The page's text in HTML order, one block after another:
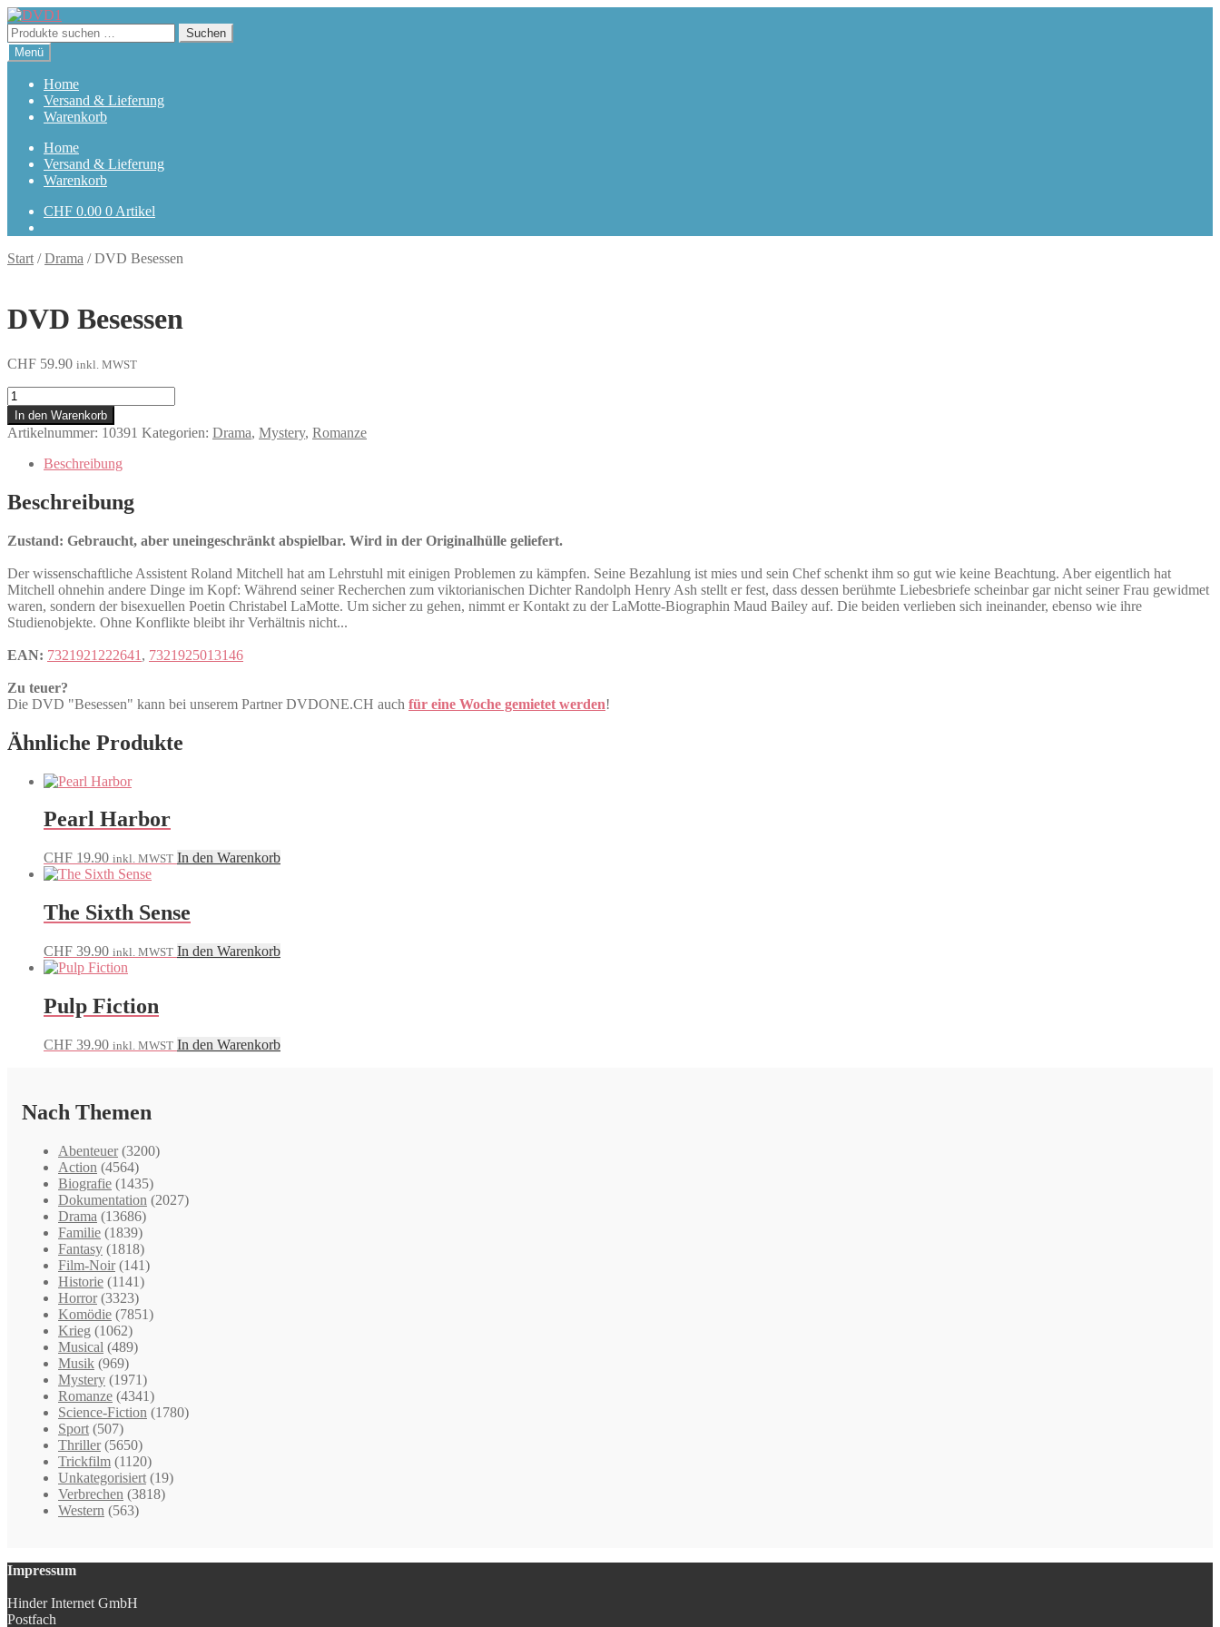
Zur
Navigation
springen
Zum
Inhalt
springen
Suchen
nach:
Suchen
Menü
Home
Versand & Lieferung
Warenkorb
Home
Versand & Lieferung
Warenkorb
CHF 0.00 0 Artikel
Start /Drama /DVD Besessen
DVD Besessen
CHF 59.90 inkl. MWST
Besessen
Menge
In den Warenkorb
Artikelnummer: 10391 Kategorien: Drama, Mystery, Romanze
Beschreibung
Beschreibung
Zustand: Gebraucht, aber uneingeschränkt abspielbar. Wird in der Originalhülle geliefert.
Der wissenschaftliche Assistent Roland Mitchell hat am Lehrstuhl mit einigen Problemen zu kämpfen. Seine Bezahlung ist mies und sein Chef schenkt ihm so gut wie keine Beachtung. Aber eigentlich hat
Mitchell ohnehin andere Dinge im Kopf: Während seiner Recherchen zum viktorianischen Dichter Randolph Henry Ash stellt er fest, dass dessen berühmte Liebesbriefe scheinbar gar nicht seiner Frau gewidmet
waren, sondern der bisexuellen Poetin Christabel LaMotte. Um sicher zu gehen, nimmt er Kontakt zu der LaMotte-Biographin Maud Bailey auf. Die beiden verlieben sich ineinander, ebenso wie ihre
Studienobjekte. Ohne Konflikte bleibt ihr Verhältnis nicht...
EAN: 7321921222641 , 7321925013146
Zu teuer?
Die DVD "Besessen" kann bei unserem Partner DVDONE.CH auch für eine Woche gemietet werden!
Ähnliche Produkte
Pearl Harbor
CHF 19.90 inkl. MWST In den Warenkorb
The Sixth Sense
CHF 39.90 inkl. MWST In den Warenkorb
Pulp Fiction
CHF 39.90 inkl. MWST In den Warenkorb
Nach Themen
Abenteuer (3200)
Action (4564)
Biografie (1435)
Dokumentation (2027)
Drama (13686)
Familie (1839)
Fantasy (1818)
Film-Noir (141)
Historie (1141)
Horror (3323)
Komödie (7851)
Krieg (1062)
Musical (489)
Musik (969)
Mystery (1971)
Romanze (4341)
Science-Fiction (1780)
Sport (507)
Thriller (5650)
Trickfilm (1120)
Unkategorisiert (19)
Verbrechen (3818)
Western (563)
Impressum
Hinder Internet GmbH
Postfach